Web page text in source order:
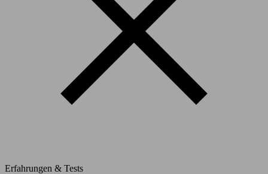
Erfahrungen & Tests